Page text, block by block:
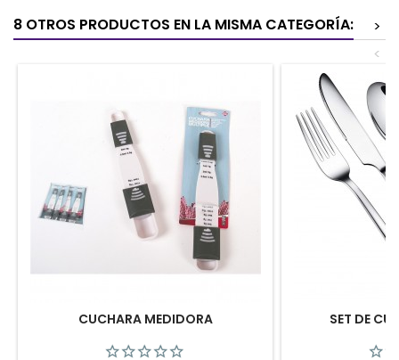
8 OTROS PRODUCTOS EN LA MISMA CATEGORÍA:
>
<
CUCHARA MEDIDORA SET DE